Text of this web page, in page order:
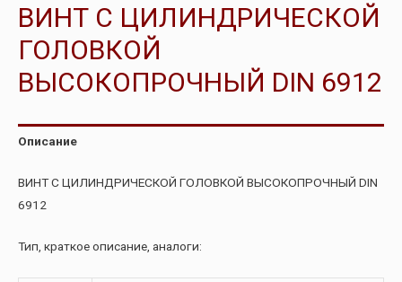
ВИНТ С ЦИЛИНДРИЧЕСКОЙ
ГОЛОВКОЙ
ВЫСОКОПРОЧНЫЙ DIN 6912
Описание
ВИНТ С ЦИЛИНДРИЧЕСКОЙ ГОЛОВКОЙ ВЫСОКОПРОЧНЫЙ DIN
6912
Тип, краткое описание, аналоги: